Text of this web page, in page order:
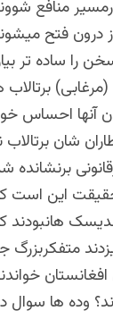
درمسیر
درون فتح
را ساده تر
برتالاب
آنها احساس
شان
برنشانده
این است
هانبودند
افغانستان
وده ها سوال